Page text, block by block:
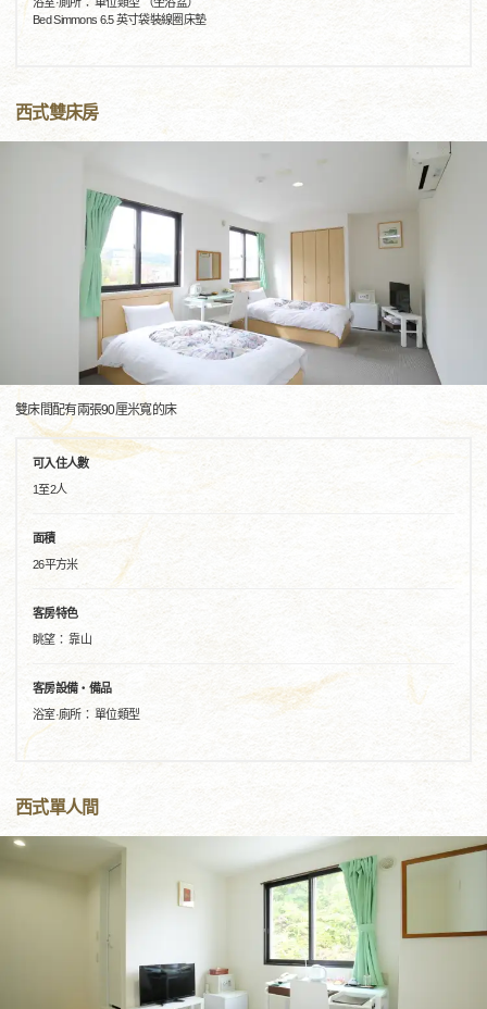
Bed Simmons 6.5 英寸袋裝線圈床墊
西式雙床房
雙床間配有兩張90厘米寬的床
可入住人數
1至2人
面積
26平方米
客房特色
眺望： 靠山
客房設備・備品
浴室·廁所： 單位類型
西式單人間